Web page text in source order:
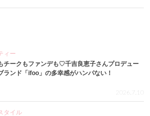
ィー
チークもファンデも♡千吉良恵子さんプロデュー
ランド「ifoo」の多幸感がハンパない！
2026.7.10
タイル